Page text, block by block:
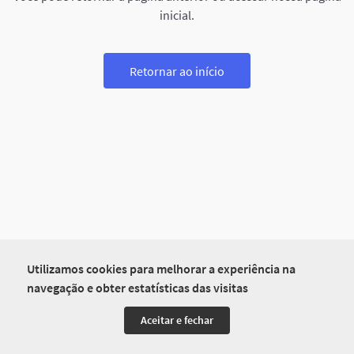
Utilizamos cookies para melhorar a experiência na
navegação e obter estatísticas das visitas
Aceitar e fechar
inicial.
Retornar ao início